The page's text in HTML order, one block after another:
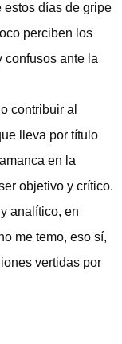
estos días de gripe
perciben los
confusos ante la
contribuir al
lleva por título
en la
objetivo y crítico.
analítico, en
me temo, eso sí,
vertidas por